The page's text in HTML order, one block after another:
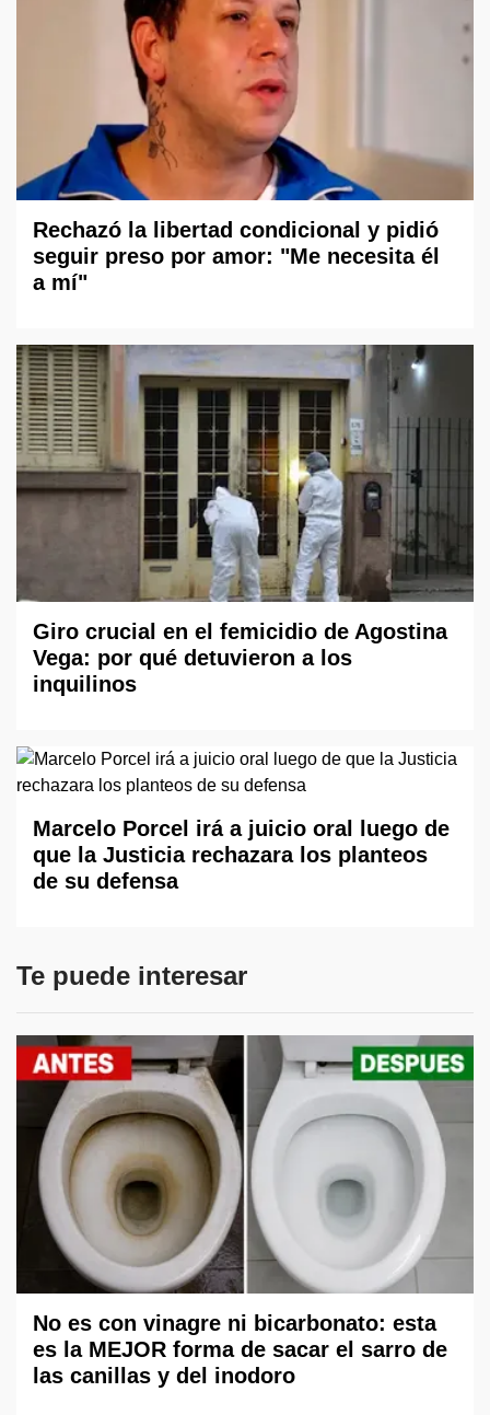
Rechazó la libertad condicional y pidió
seguir preso por amor: "Me necesita él
a mí"
Giro crucial en el femicidio de Agostina
Vega: por qué detuvieron a los
inquilinos
Marcelo Porcel irá a juicio oral luego de
que la Justicia rechazara los planteos
de su defensa
Te puede interesar
No es con vinagre ni bicarbonato: esta
es la MEJOR forma de sacar el sarro de
las canillas y del inodoro